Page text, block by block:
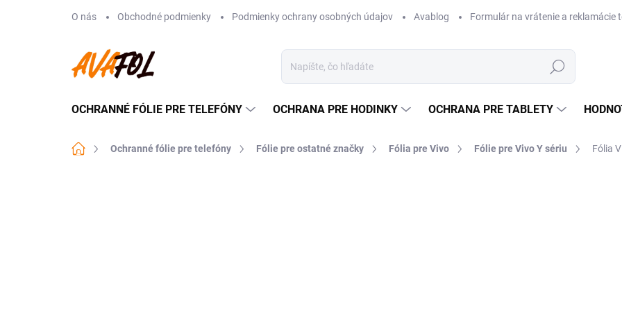
O nás Obchodné podmienky Podmienky ochrany osobných údajov Avablog Formulár na vrátenie a reklamácie
Hľadať
OCHRANNÉ FÓLIE PRE TELEFÓNY OCHRANA PRE HODINKY OCHRANA PRE TABLETY
DomovOchranné fólie pre telefóny Fólie pre ostatné značky Fólia pre Vivo Fólie pre Vivo Y sériu Fólia